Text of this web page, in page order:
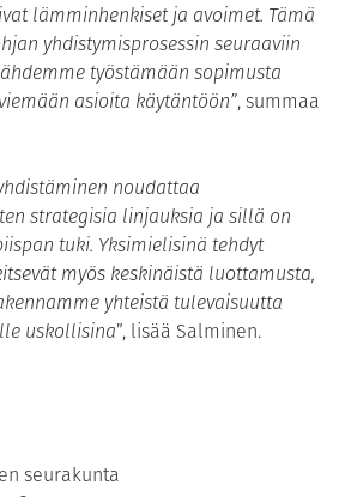
lämminhenkiset ja avoimet. Tämä
yhdistymisprosessin seuraaviin
työstämään sopimusta
asioita käytäntöön”, summaa
noudattaa
strategisia linjauksia ja sillä on
tuki. Yksimielisinä tehdyt
myös keskinäistä luottamusta,
yhteistä tulevaisuutta
uskollisina”, lisää Salminen.
seurakunta